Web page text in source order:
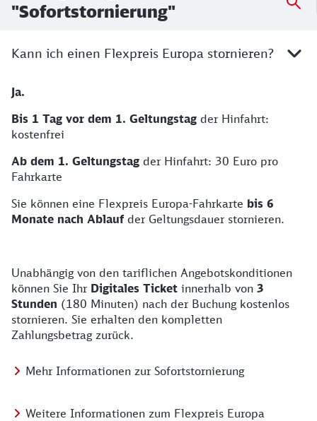
"Sofortstornierung"
Kann ich einen Flexpreis Europa stornieren?
Ja.
Bis 1 Tag vor dem 1. Geltungstag der Hinfahrt:
kostenfrei
Ab dem 1. Geltungstag der Hinfahrt: 30 Euro pro
Fahrkarte
Sie können eine Flexpreis Europa-Fahrkarte bis 6
Monate nach Ablauf der Geltungsdauer stornieren.
Unabhängig von den tariflichen Angebotskonditionen
können Sie Ihr Digitales Ticket innerhalb von 3
Stunden (180 Minuten) nach der Buchung kostenlos
stornieren. Sie erhalten den kompletten
Zahlungsbetrag zurück.
Mehr Informationen zur Sofortstornierung
Weitere Informationen zum Flexpreis Europa